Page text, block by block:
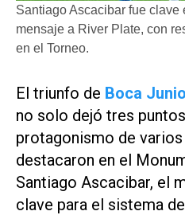
Santiago Ascacibar fue
mensaje a River Plate, con
en el Torneo.
El triunfo de Boca
no solo dejó tres
protagonismo de
destacaron en el
Santiago Ascacibar, el
clave para el sistema de